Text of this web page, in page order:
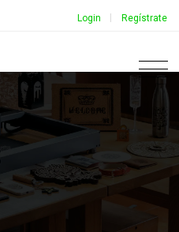
Login | Regístrate